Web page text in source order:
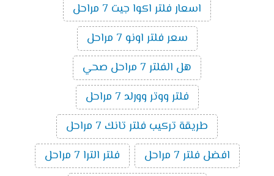
اسعار فلتر اكوا جيت 7 مراحل
سعر فلتر اونو 7 مراحل
هل الفلتر 7 مراحل صحي
فلتر ووتر وورلد 7 مراحل
طريقة تركيب فلتر تانك 7 مراحل
افضل فلتر 7 مراحل
فلتر الترا 7 مراحل